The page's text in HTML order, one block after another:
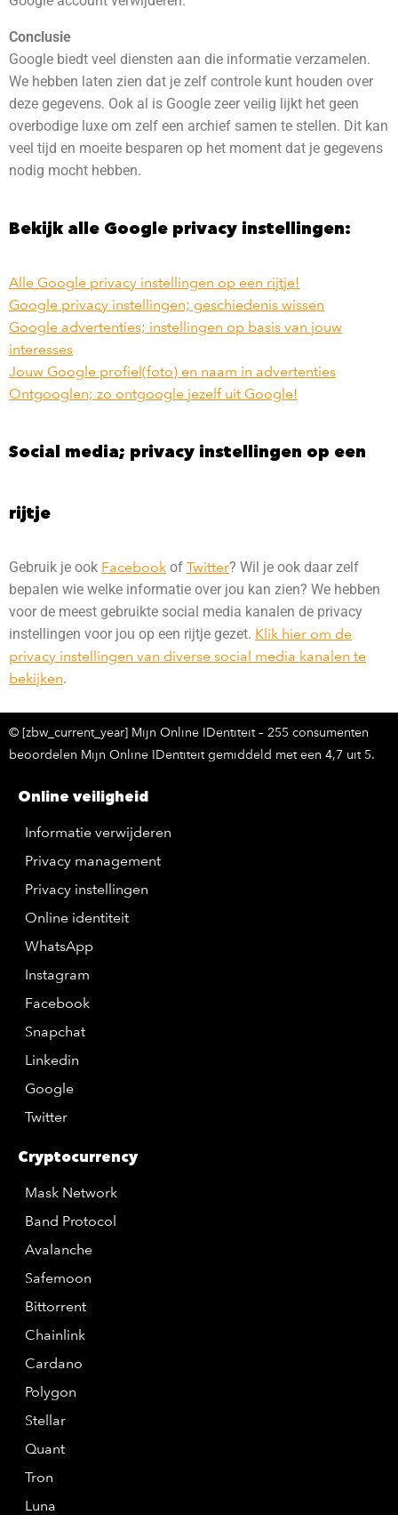
Conclusie
Google biedt veel diensten aan die informatie verzamelen.
We hebben laten zien dat je zelf controle kunt houden over
deze gegevens. Ook al is Google zeer veilig lijkt het geen
overbodige luxe om zelf een archief samen te stellen. Dit kan
veel tijd en moeite besparen op het moment dat je gegevens
nodig mocht hebben.
Bekijk alle Google privacy instellingen:
Alle Google privacy instellingen op een rijtje!
Google privacy instellingen; geschiedenis wissen
Google advertenties; instellingen op basis van jouw
interesses
Jouw Google profiel(foto) en naam in advertenties
Ontgooglen; zo ontgoogle jezelf uit Google!
Social media; privacy instellingen op een
rijtje
Gebruik je ook Facebook of Twitter? Wil je ook daar zelf
bepalen wie welke informatie over jou kan zien? We hebben
voor de meest gebruikte social media kanalen de privacy
instellingen voor jou op een rijtje gezet. Klik hier om de
privacy instellingen van diverse social media kanalen te
bekijken.
© [zbw_current_year] Mijn Online IDentiteit – 255 consumenten
beoordelen Mijn Online IDentiteit gemiddeld met een 4,7 uit 5.
Online veiligheid
Informatie verwijderen
Privacy management
Privacy instellingen
Online identiteit
WhatsApp
Instagram
Facebook
Snapchat
Linkedin
Google
Twitter
Cryptocurrency
Mask Network
Band Protocol
Avalanche
Safemoon
Bittorrent
Chainlink
Cardano
Polygon
Stellar
Quant
Tron
Luna